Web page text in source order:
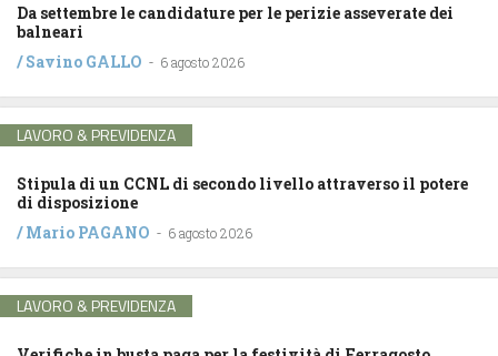
Da settembre le candidature per le perizie asseverate dei
balneari
/Savino GALLO - 6 agosto 2026
LAVORO & PREVIDENZA
Stipula di un CCNL di secondo livello attraverso il potere
di disposizione
/Mario PAGANO - 6 agosto 2026
LAVORO & PREVIDENZA